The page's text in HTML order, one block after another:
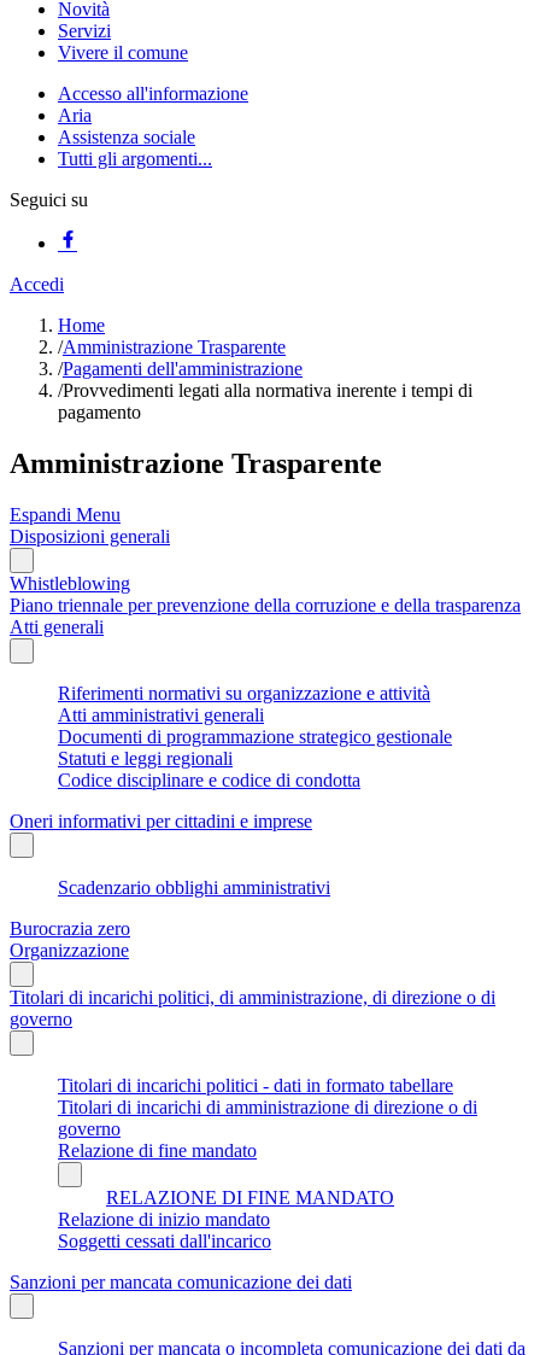
Novità
Servizi
Vivere il comune
Accesso all'informazione
Aria
Assistenza sociale
Tutti gli argomenti...
Seguici su
Accedi
Home
/Amministrazione Trasparente
/Pagamenti dell'amministrazione
/Provvedimenti legati alla normativa inerente i tempi di
pagamento
Amministrazione Trasparente
Espandi Menu
Disposizioni generali
Whistleblowing
Piano triennale per prevenzione della corruzione e della trasparenza
Atti generali
Riferimenti normativi su organizzazione e attività
Atti amministrativi generali
Documenti di programmazione strategico gestionale
Statuti e leggi regionali
Codice disciplinare e codice di condotta
Oneri informativi per cittadini e imprese
Scadenzario obblighi amministrativi
Burocrazia zero
Organizzazione
Titolari di incarichi politici, di amministrazione, di direzione o di
governo
Titolari di incarichi politici - dati in formato tabellare
Titolari di incarichi di amministrazione di direzione o di
governo
Relazione di fine mandato
RELAZIONE DI FINE MANDATO
Relazione di inizio mandato
Soggetti cessati dall'incarico
Sanzioni per mancata comunicazione dei dati
Sanzioni per mancata o incompleta comunicazione dei dati da